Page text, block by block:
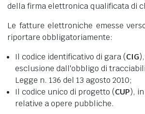
della firma elettronica qualificata di
Le fatture elettroniche emesse
riportare obbligatoriamente:
Il codice identificativo di gara (CIG
esclusione dall'obbligo di
Legge n. 136 del 13 agosto 2010;
Il codice unico di progetto (CUP),
relative a opere pubbliche.